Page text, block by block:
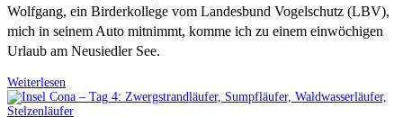
Wolfgang, ein Birderkollege vom Landesbund Vogelschutz (LBV),
mich in seinem Auto mitnimmt, komme ich zu einem einwöchigen
Urlaub am Neusiedler See.
Weiterlesen